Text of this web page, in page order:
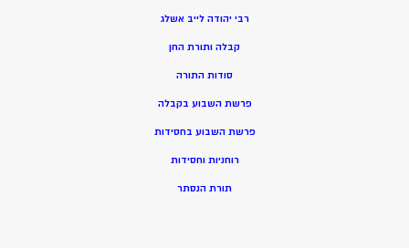
רבי יהודה לייב אשלג
קבלה ותורת החן
סודות התורה
פרשת השבוע בקבלה
פרשת השבוע בחסידות
רוחניות וחסידות
תורת הנסתר